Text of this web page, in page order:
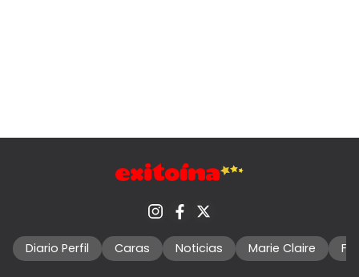
Diario Perfil Caras Noticias Marie Claire